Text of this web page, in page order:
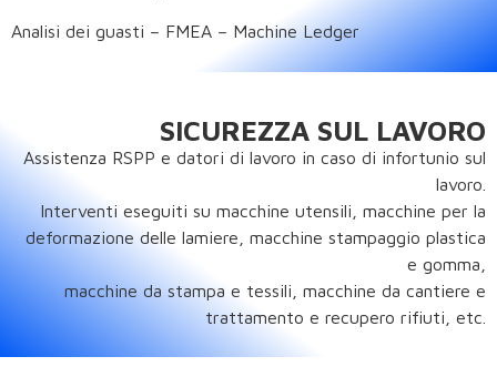
Analisi dei guasti – FMEA – Machine Ledger
SICUREZZA SUL LAVORO
Assistenza RSPP e datori di lavoro in caso di infortunio sul
lavoro.
Interventi eseguiti su macchine utensili, macchine per la
deformazione delle lamiere, macchine stampaggio plastica
e gomma,
macchine da stampa e tessili, macchine da cantiere e
trattamento e recupero rifiuti, etc.